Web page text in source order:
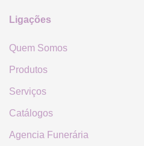
Ligações
Quem Somos
Produtos
Serviços
Catálogos
Agencia Funerária